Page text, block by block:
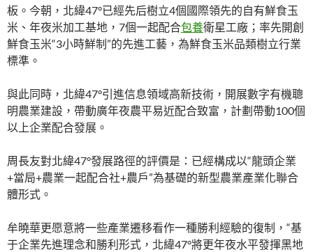
板。今朝，北緯47°已經先后樹立4個國際領先的自有鮮食玉
米、年夜米加工基地，7個一起配合包養衛星工廠；率先開創
鮮食玉米“3小時鮮制”的先進工藝，為鮮食玉米品類樹立行業
標準。
與此同時，北緯47°引進信息領域高新技術，開展數字有機聰
明農業建設，帶動廣年夜農平易近配合致富，計劃帶動100個
以上企業配合發展。
周長友對北緯47°發展路徑的評價是：已經構成以“龍頭企業
+當局+農業一起配合社+農戶”為基礎的新型農業產業化聯合
體形式。
牟曉華更愿意將一些產業遷移看作一種勝利經驗的復制，“基
于企業先進理念和勝利形式，北緯47°將更年夜水平發揮黑地